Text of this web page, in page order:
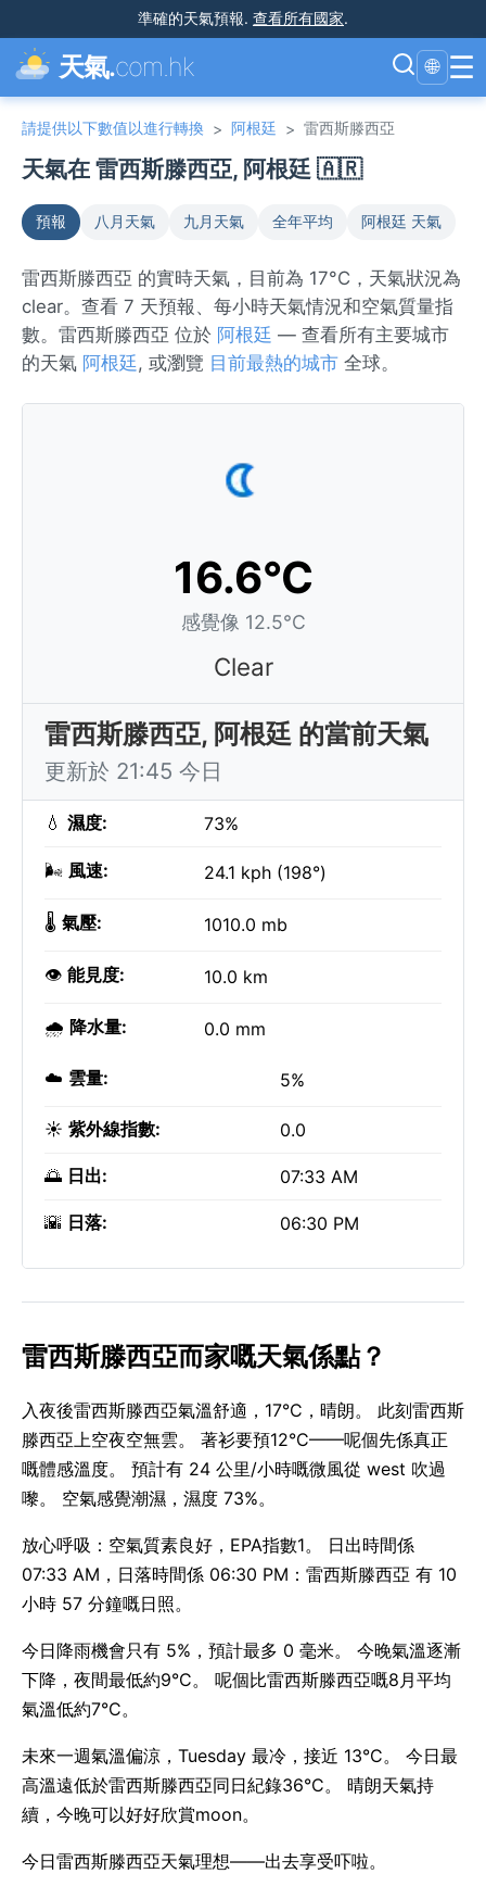
準確的天氣預報. 查看所有國家.
天氣.com.hk 🌐 ☰
請提供以下數值以進行轉換 > 阿根廷 > 雷西斯滕西亞
天氣在 雷西斯滕西亞, 阿根廷 🇦🇷
預報 八月天氣 九月天氣 全年平均 阿根廷 天氣
雷西斯滕西亞 的實時天氣，目前為 17°C，天氣狀況為
clear。查看 7 天預報、每小時天氣情況和空氣質量指
數。雷西斯滕西亞 位於 阿根廷 — 查看所有主要城市
的天氣 阿根廷, 或瀏覽 目前最熱的城市 全球。
16.6°C
感覺像 12.5°C
Clear
雷西斯滕西亞, 阿根廷 的當前天氣
更新於 21:45 今日
💧 濕度: 73%
🌬️ 風速: 24.1 kph (198°)
🌡️ 氣壓: 1010.0 mb
👁️ 能見度: 10.0 km
🌧️ 降水量: 0.0 mm
☁️ 雲量: 5%
☀️ 紫外線指數: 0.0
🌅 日出: 07:33 AM
🌇 日落: 06:30 PM
雷西斯滕西亞而家嘅天氣係點？
入夜後雷西斯滕西亞氣溫舒適，17°C，晴朗。 此刻雷西斯
滕西亞上空夜空無雲。 著衫要預12°C——呢個先係真正
嘅體感溫度。 預計有 24 公里/小時嘅微風從 west 吹過
嚟。 空氣感覺潮濕，濕度 73%。
放心呼吸：空氣質素良好，EPA指數1。 日出時間係
07:33 AM，日落時間係 06:30 PM：雷西斯滕西亞 有 10
小時 57 分鐘嘅日照。
今日降雨機會只有 5%，預計最多 0 毫米。 今晚氣溫逐漸
下降，夜間最低約9°C。 呢個比雷西斯滕西亞嘅8月平均
氣溫低約7°C。
未來一週氣溫偏涼，Tuesday 最冷，接近 13°C。 今日最
高溫遠低於雷西斯滕西亞同日紀錄36°C。 晴朗天氣持
續，今晚可以好好欣賞moon。
今日雷西斯滕西亞天氣理想——出去享受吓啦。